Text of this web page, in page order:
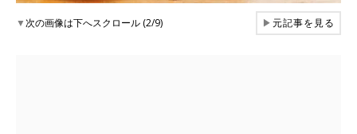
▼次の画像は下へスクロール (2/9) ▶元記事を見る